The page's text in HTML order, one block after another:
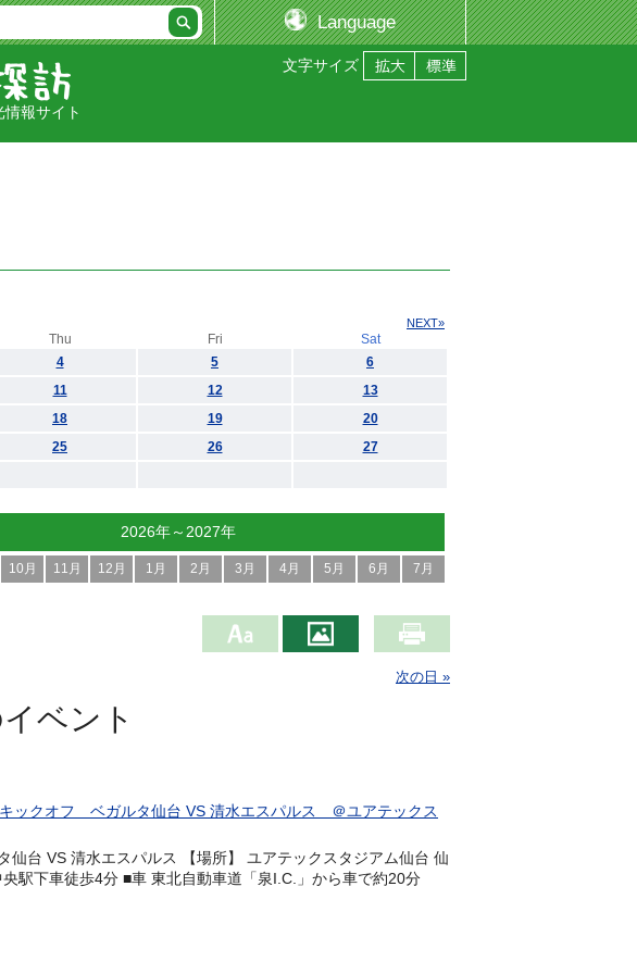
Language
文字サイズ
報サイト
NEXT»
Thu Fri
Sat
4 5
6
11 12
13
18 19
20
25 26
27
2026年～2027年
10月 11月 12月 1月 2月 3月 4月 5月 6月 7月
次の日 »
ベント
キックオフ ベガルタ仙台 VS 清水エスパルス ＠ユアテックス
仙台 VS 清水エスパルス 【場所】 ユアテックスタジアム仙台 仙
駅下車徒歩4分 ■車 東北自動車道「泉I.C.」から車で約20分